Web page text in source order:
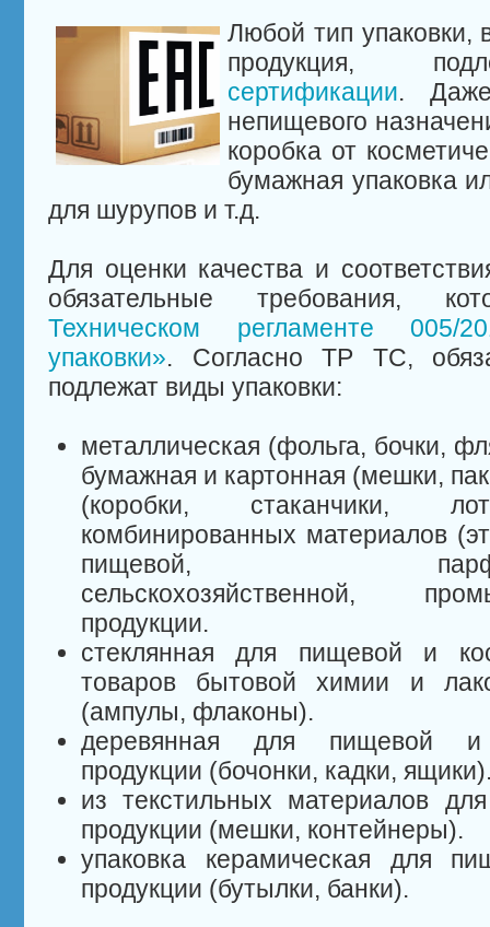
Любой тип упаковки,
продукция,
сертификации.
непищевого
коробка от
бумажная упаковка
для шурупов и т.д.
Для оценки качества и
обязательные требования,
Техническом регламенте 005/
упаковки». Согласно ТР ТС,
подлежат виды упаковки:
металлическая (фольга, бочки,
бумажная и картонная (мешки,
(коробки, стаканчики,
комбинированных материалов
пищевой,
сельскохозяйственной,
продукции.
стеклянная для пищевой и
товаров бытовой химии и
(ампулы, флаконы).
деревянная для пищевой и
продукции (бочонки, кадки,
из текстильных материалов
продукции (мешки, контейнеры).
упаковка керамическая для
продукции (бутылки, банки).